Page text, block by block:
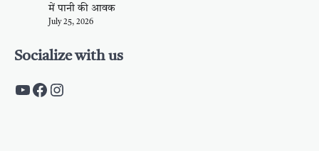
में पानी की आवक
July 25, 2026
Socialize with us
https://www.youtube.com/c/
https://www.facebook.com/
Instagram